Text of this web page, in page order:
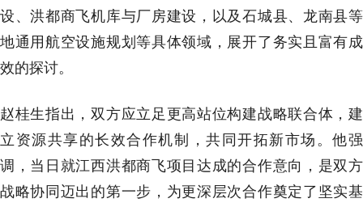
设、洪都商飞机库与厂房建设，以及石城县、龙南县等
地通用航空设施规划等具体领域，展开了务实且富有成
效的探讨。
赵桂生指出，双方应立足更高站位构建战略联合体，建
立资源共享的长效合作机制，共同开拓新市场。他强
调，当日就江西洪都商飞项目达成的合作意向，是双方
战略协同迈出的第一步，为更深层次合作奠定了坚实基